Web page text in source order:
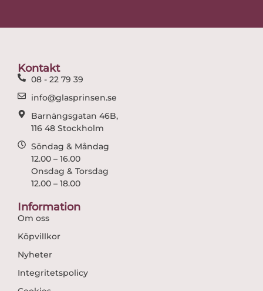
Kontakt
08 - 22 79 39
info@glasprinsen.se
Barnängsgatan 46B,
116 48 Stockholm
Söndag & Måndag
12.00 – 16.00
Onsdag & Torsdag
12.00 – 18.00
Information
Om oss
Köpvillkor
Nyheter
Integritetspolicy